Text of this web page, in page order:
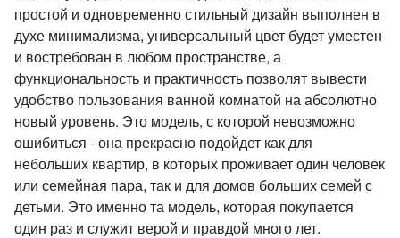
простой и одновременно стильный дизайн выполнен в
духе минимализма, универсальный цвет будет уместен
и востребован в любом пространстве, а
функциональность и практичность позволят вывести
удобство пользования ванной комнатой на абсолютно
новый уровень. Это модель, с которой невозможно
ошибиться - она прекрасно подойдет как для
небольших квартир, в которых проживает один человек
или семейная пара, так и для домов больших семей с
детьми. Это именно та модель, которая покупается
один раз и служит верой и правдой много лет.